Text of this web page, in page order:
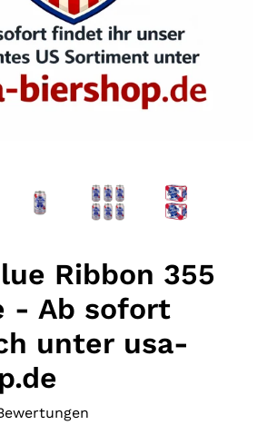
Ribbon 355
- Ab sofort
unter usa-